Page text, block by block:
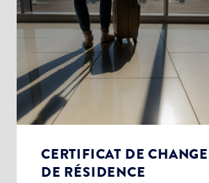
CERTIFICAT DE
DE RÉSIDENCE